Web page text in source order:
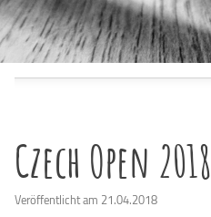
Czech Open 2018
Veröffentlicht am 21.04.2018